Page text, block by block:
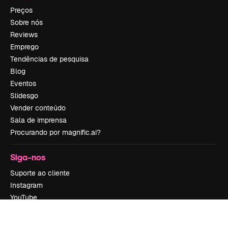
Preços
Sobre nós
Reviews
Emprego
Tendências de pesquisa
Blog
Eventos
Slidesgo
Vender conteúdo
Sala de imprensa
Procurando por magnific.ai?
Siga-nos
Suporte ao cliente
Instagram
YouTube